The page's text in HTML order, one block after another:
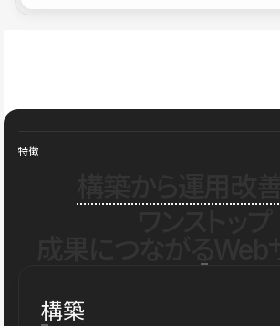
特徴
構築